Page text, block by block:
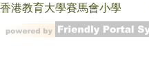
香港教育大學賽馬會小學